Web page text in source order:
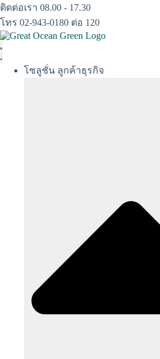
Skip
to
content
ติดต่อเรา 08.00 - 17.30
โทร 02-943-0180 ต่อ 120
โซลูชั่น ลูกค้าธุรกิจ